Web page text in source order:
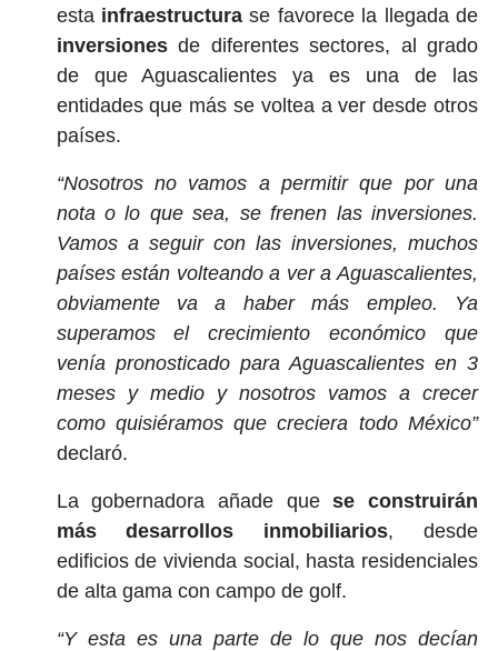
esta infraestructurase favorece la llegada de
inversionesde diferentes sectores, al grado
de que Aguascalientes ya es una de las
entidades que más se voltea a ver desde otros
países.
“Nosotros no vamos a permitir que por una
nota o lo que sea, se frenen las inversiones.
Vamos a seguir con las inversiones, muchos
países están volteando a ver a Aguascalientes,
obviamente va a haber más empleo. Ya
superamos el crecimiento económico que
venía pronosticado para Aguascalientes en 3
meses y medio y nosotros vamos a crecer
como quisiéramos que creciera todo México”
declaró.
La gobernadora añade quese construirán
más desarrollos inmobiliarios, desde
edificios de vivienda social, hasta residenciales
de alta gama con campo de golf.
“Y esta es una parte de lo que nos decían